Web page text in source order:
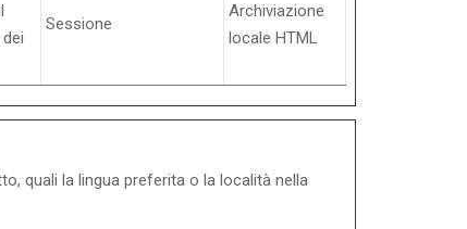
Sessione
Archiviazione
locale HTML
quali la lingua preferita o la località nella